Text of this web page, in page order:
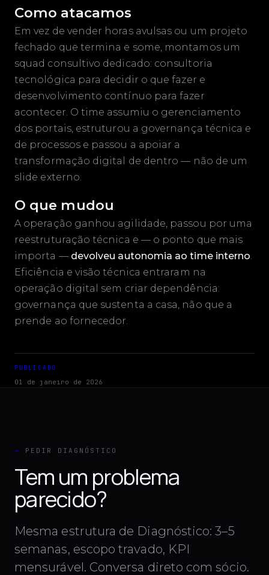
Como atacamos
Em vez de vender horas avulsas ou um projeto
fechado que termina e some, montamos um
squad consultivo dedicado: consultoria
tecnológica para decidir o que fazer e
desenvolvimento contínuo para fazer
acontecer. O time assumiu o gerenciamento
dos portais, estruturou a governança técnica e
de processos e passou a apoiar a
transformação digital de dentro — não de um
slide externo.
O que mudou
A operação ganhou agilidade, passou por uma
reestruturação técnica e — o ponto que mais
importa — devolveu autonomia ao time interno.
Eficiência e visão técnica entraram na
operação digital sem criar dependência:
governança que sustenta a casa, não que a
prende ao fornecedor.
PUBLICADO
01 de janeiro de 2026
→ PEDIR DIAGNÓSTICO
Tem um problema
parecido?
Mesma estrutura de Diagnóstico: 3–5
semanas, escopo travado, KPI
mensurável. Conversa direto com sócio.